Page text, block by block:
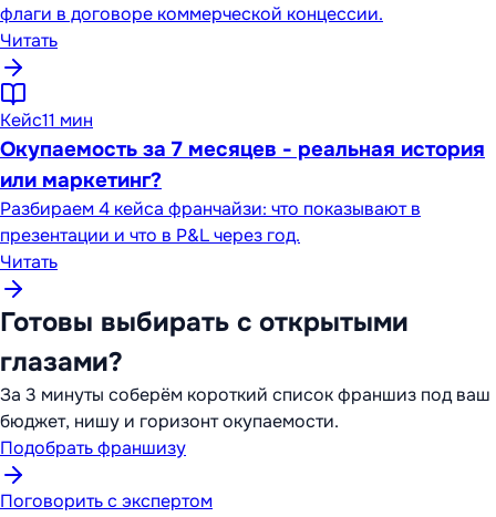
флаги в договоре коммерческой концессии.
Читать
Кейс11 мин
Окупаемость за 7 месяцев - реальная история
или маркетинг?
Разбираем 4 кейса франчайзи: что показывают в
презентации и что в P&L через год.
Читать
Готовы выбирать с открытыми
глазами?
За 3 минуты соберём короткий список франшиз под ваш
бюджет, нишу и горизонт окупаемости.
Подобрать франшизу
Поговорить с экспертом